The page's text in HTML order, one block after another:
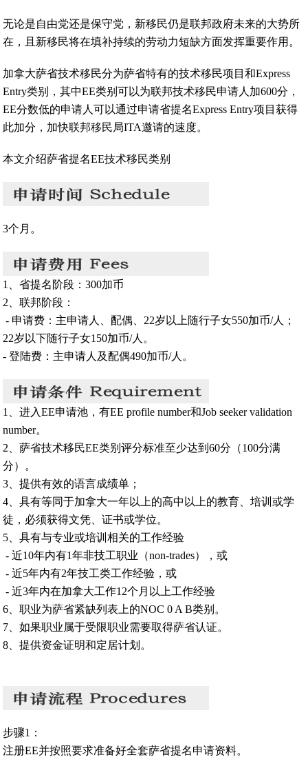
无论是自由党还是保守党，新移民仍是联邦政府未来的大势所
在，且新移民将在填补持续的劳动力短缺方面发挥重要作用。
加拿大萨省技术移民分为萨省特有的技术移民项目和Express
Entry类别，其中EE类别可以为联邦技术移民申请人加600分，
EE分数低的申请人可以通过申请省提名Express Entry项目获得
此加分，加快联邦移民局ITA邀请的速度。
本文介绍萨省提名EE技术移民类别
3个月。
1、省提名阶段：300加币
2、联邦阶段：
- 申请费：主申请人、配偶、22岁以上随行子女550加币/人；
22岁以下随行子女150加币/人。
- 登陆费：主申请人及配偶490加币/人。
1、进入EE申请池，有EE profile number和Job seeker validation
number。
2、萨省技术移民EE类别评分标准至少达到60分（100分满
分）。
3、提供有效的语言成绩单；
4、具有等同于加拿大一年以上的高中以上的教育、培训或学
徒，必须获得文凭、证书或学位。
5、具有与专业或培训相关的工作经验
- 近10年内有1年非技工职业（non-trades），或
- 近5年内有2年技工类工作经验，或
- 近3年内在加拿大工作12个月以上工作经验
6、职业为萨省紧缺列表上的NOC 0 A B类别。
7、如果职业属于受限职业需要取得萨省认证。
8、提供资金证明和定居计划。
步骤1：
注册EE并按照要求准备好全套萨省提名申请资料。